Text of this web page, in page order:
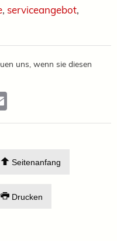
, serviceangebot,
uns, wenn sie diesen
Seitenanfang
Drucken